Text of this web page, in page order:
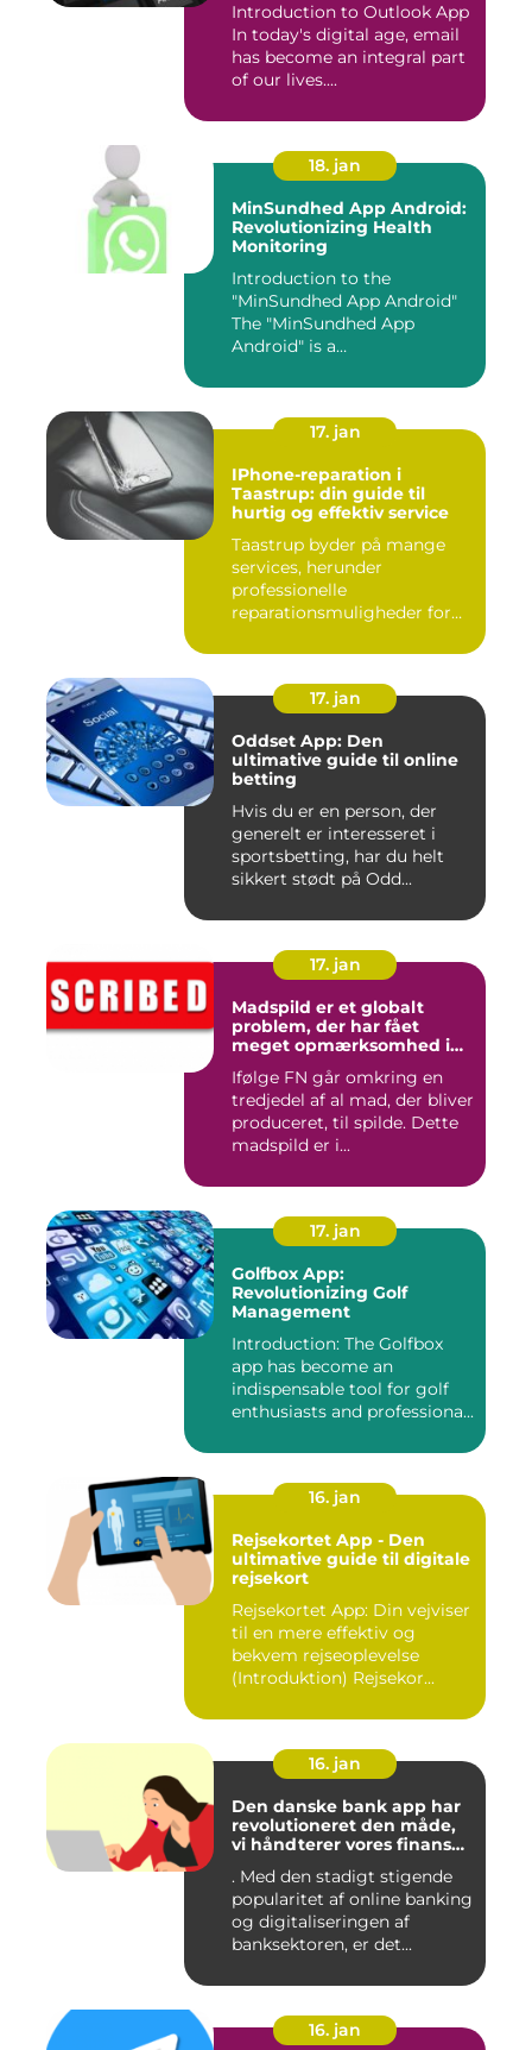
Introduction to Outlook App
In today's digital age, email
has become an integral part
of our lives....
18. jan
MinSundhed App Android:
Revolutionizing Health
Monitoring
Introduction to the
"MinSundhed App Android"
The "MinSundhed App
Android" is a
17. jan
IPhone-reparation i
Taastrup: din guide til
hurtig og effektiv service
Taastrup byder på mange
services, herunder
professionelle
reparationsmuligheder for
17. jan
Oddset App: Den
ultimative guide til online
betting
Hvis du er en person, der
generelt er interesseret i
sportsbetting, har du helt
sikkert stødt på Odd...
17. jan
Madspild er et globalt
problem, der har fået
meget opmærksomhed i
Ifølge FN går omkring en
tredjedel af al mad, der bliver
produceret, til spilde. Dette
madspild er i...
17. jan
Golfbox App:
Revolutionizing Golf
Management
Introduction: The Golfbox
app has become an
indispensable tool for golf
enthusiasts and professiona...
16. jan
Rejsekortet App - Den
ultimative guide til digitale
rejsekort
Rejsekortet App: Din vejviser
til en mere effektiv og
bekvem rejseoplevelse
(Introduktion) Rejsekor...
16. jan
Den danske bank app har
revolutioneret den måde,
vi håndterer vores finanser
. Med den stadigt stigende
popularitet af online banking
og digitaliseringen af
banksektoren, er det...
16. jan